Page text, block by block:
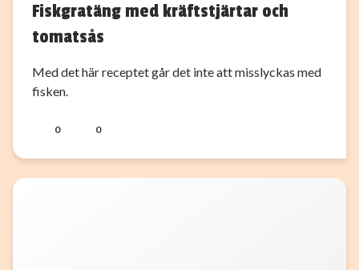
Fiskgratäng med kräftstjärtar och
tomatsås
Med det här receptet går det inte att misslyckas med
fisken.
0 0